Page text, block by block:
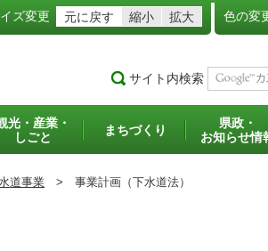
ズ変更 元に戻す 縮小 拡大 色の変
サイト内検索
光・産業・
しごと
まちづくり
県政・
お知らせ情
道事業 > 事業計画（下水道法）